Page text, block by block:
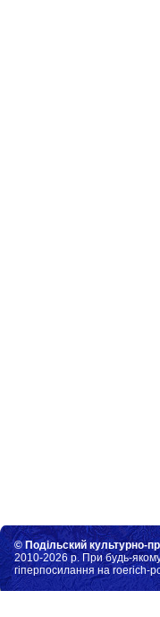
© Подільский культурно-
2010-2026 р. При будь-якому
гіперпосилання на roerich-